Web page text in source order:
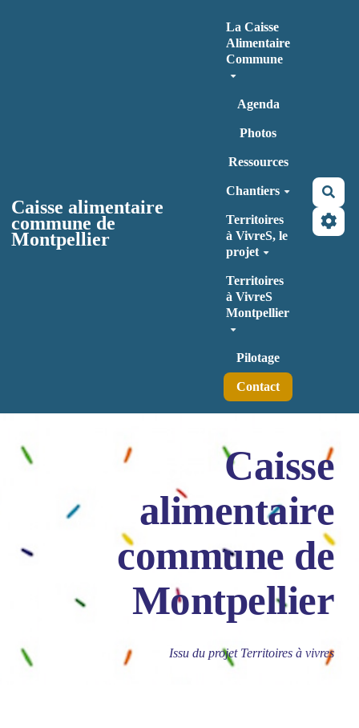
Caisse alimentaire
commune de
Montpellier
La Caisse
Alimentaire
Commune
Agenda
Photos
Ressources
Chantiers
Territoires
à VivreS, le
projet
Territoires
à VivreS
Montpellier
Pilotage
Contact
Caisse
alimentaire
commune de
Montpellier
Issu du projet Territoires à vivres